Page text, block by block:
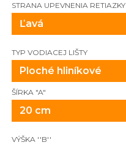
STRANA UPEVNENIA RETIAZKY
Ľavá
TYP VODIACEJ LIŠTY
Ploché hliníkové
ŠÍRKA "A"
20 cm
VÝŠKA ''B''